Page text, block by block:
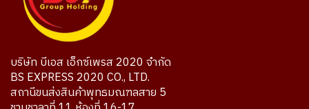
บริษัท บีเอส เอ็กซ์เพรส 2020 จำกัด
BS EXPRESS 2020 CO., LTD.
สถานีขนส่งสินค้าพุทธมณฑลสาย 5